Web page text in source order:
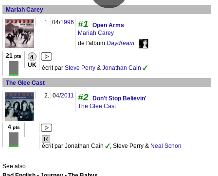
Mariah Carey
1.
04/1996 #1
Open Arms
Mariah Carey
de l'album Daydream
21 pts 4
UK écrit par Steve Perry & Jonathan Cain
The Glee Cast
2.
04/2011 #2 Don't Stop Believin'
The Glee Cast
4pts
R
écrit par Jonathan Cain
, Steve Perry & Neal Schon
See also...